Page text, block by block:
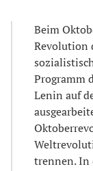
Beim
Revolution
Programm
Lenin auf
trennen. In